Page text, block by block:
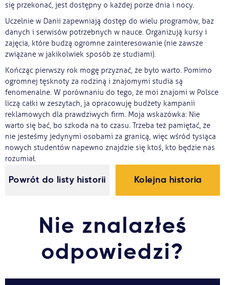
się przekonać, jest dostępny o każdej porze dnia i nocy.
Uczelnie w Danii zapewniają dostęp do wielu programów, baz
danych i serwisów potrzebnych w nauce. Organizują kursy i
zajęcia, które budzą ogromne zainteresowanie (nie zawsze
związane w jakikolwiek sposób ze studiami).
Kończąc pierwszy rok mogę przyznać, że było warto. Pomimo
ogromnej tęsknoty za rodziną i znajomymi studia są
fenomenalne. W porównaniu do tego, że moi znajomi w Polsce
liczą całki w zeszytach, ja opracowuję budżety kampanii
reklamowych dla prawdziwych firm. Moja wskazówka: Nie
warto się bać, bo szkoda na to czasu. Trzeba też pamiętać, że
nie jesteśmy jedynymi osobami za granicą, więc wśród tysiąca
nowych studentów napewno znajdzie się ktoś, kto będzie nas
rozumiał.
Powrót do listy historii Kolejna historia
Nie znalazłeś
odpowiedzi?